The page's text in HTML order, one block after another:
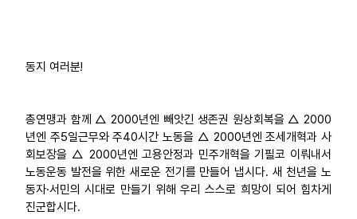
동지 여러분!
총연맹과 함께 △ 2000년엔 빼앗긴 생존권 원상회복을 △ 2000
년엔 주5일근무와 주40시간 노동을 △ 2000년엔 조세개혁과 사
회보장을 △ 2000년엔 고용안정과 민주개혁을 기필코 이뤄내서
노동운동 발전을 위한 새로운 전기를 만들어 냅시다. 새 천년을 노
동자·서민의 시대로 만들기 위해 우리 스스로 희망이 되어 힘차게
진군합시다.